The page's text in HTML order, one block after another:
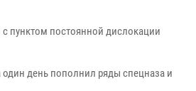
пунктом постоянной дислокации
день пополнил ряды спецназа и